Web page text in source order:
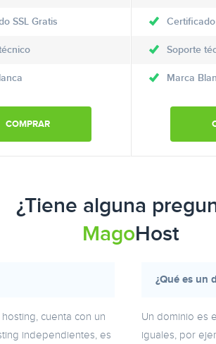
SSL Gratis
COMPRAR
Certificado
Soporte
Marca
¿Tiene alguna
MagoHost
cuenta con un
independientes, es
¿Qué es un
Un dominio es
iguales, por